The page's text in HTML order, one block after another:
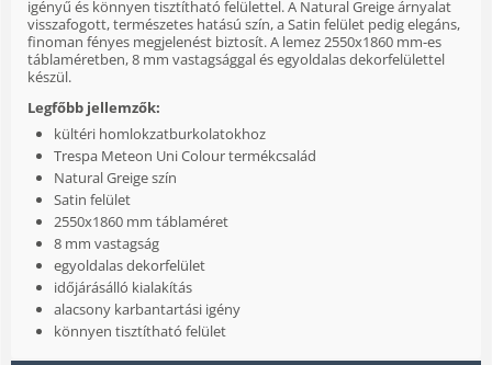
igényű és könnyen tisztítható felülettel. A Natural Greige árnyalat
visszafogott, természetes hatású szín, a Satin felület pedig elegáns,
finoman fényes megjelenést biztosít. A lemez 2550x1860 mm-es
táblaméretben, 8 mm vastagsággal és egyoldalas dekorfelülettel
készül.
Legfőbb jellemzők:
kültéri homlokzatburkolatokhoz
Trespa Meteon Uni Colour termékcsalád
Natural Greige szín
Satin felület
2550x1860 mm táblaméret
8 mm vastagság
egyoldalas dekorfelület
időjárásálló kialakítás
alacsony karbantartási igény
könnyen tisztítható felület